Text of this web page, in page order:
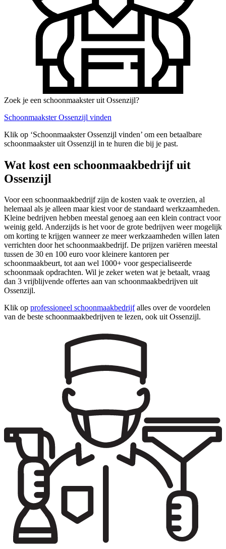
Zoek je een schoonmaakster uit Ossenzijl?
Schoonmaakster Ossenzijl vinden
Klik op ‘Schoonmaakster Ossenzijl vinden’ om een betaalbare
schoonmaakster uit Ossenzijl in te huren die bij je past.
Wat kost een schoonmaakbedrijf uit
Ossenzijl
Voor een schoonmaakbedrijf zijn de kosten vaak te overzien, al
helemaal als je alleen maar kiest voor de standaard werkzaamheden.
Kleine bedrijven hebben meestal genoeg aan een klein contract voor
weinig geld. Anderzijds is het voor de grote bedrijven weer mogelijk
om korting te krijgen wanneer ze meer werkzaamheden willen laten
verrichten door het schoonmaakbedrijf. De prijzen variëren meestal
tussen de 30 en 100 euro voor kleinere kantoren per
schoonmaakbeurt, tot aan wel 1000+ voor gespecialiseerde
schoonmaak opdrachten. Wil je zeker weten wat je betaalt, vraag
dan 3 vrijblijvende offertes aan van schoonmaakbedrijven uit
Ossenzijl.
Klik op professioneel schoonmaakbedrijfalles over de voordelen
van de beste schoonmaakbedrijven te lezen, ook uit Ossenzijl.